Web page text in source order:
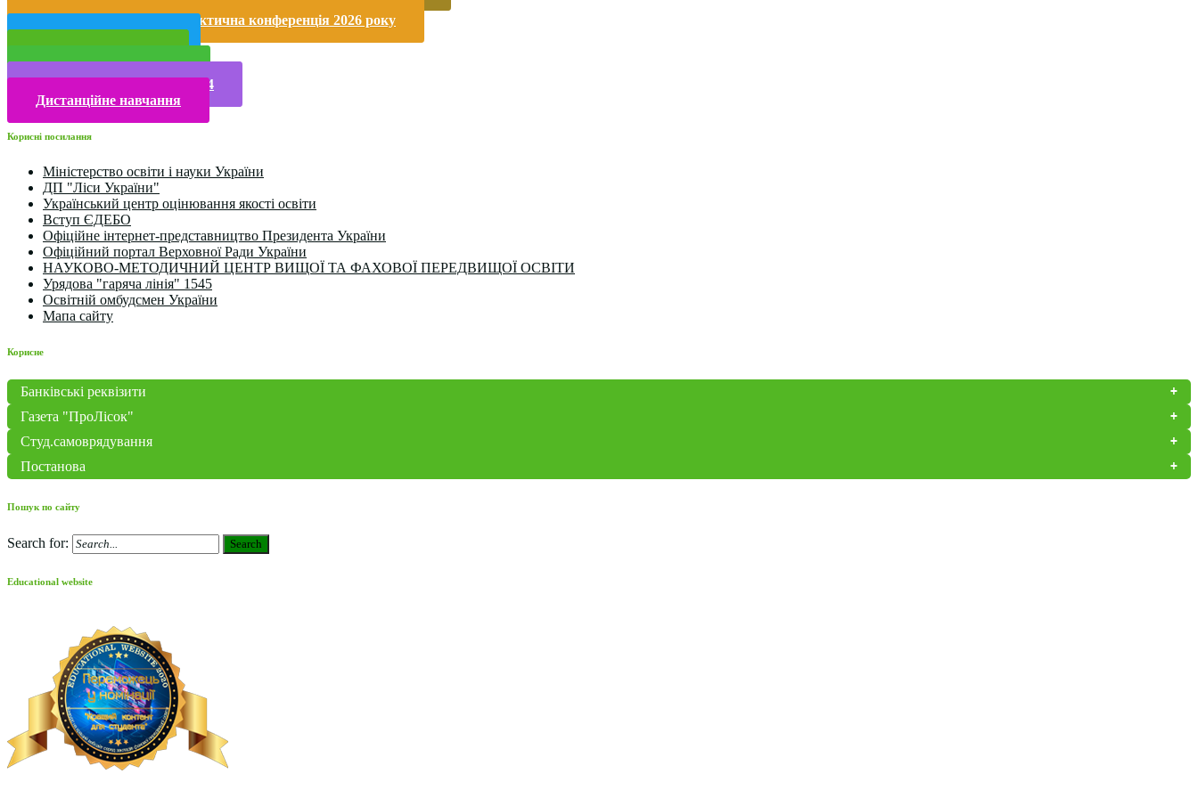
Міжнародна науково-практична конференція 2026 року
Конкурси та олімпіади 2024
Дистанційне навчання
Корисні посилання
Міністерство освіти і науки України
ДП "Ліси України"
Український центр оцінювання якості освіти
Вступ ЄДЕБО
Офіційне інтернет-представництво Президента України
Офіційний портал Верховної Ради України
НАУКОВО-МЕТОДИЧНИЙ ЦЕНТР ВИЩОЇ ТА ФАХОВОЇ ПЕРЕДВИЩОЇ ОСВІТИ
Урядова "гаряча лінія" 1545
Освітній омбудсмен України
Мапа сайту
Корисне
Банківські реквізити
Газета "ПроЛісок"
Студ.самоврядування
Постанова
Пошук по сайту
Search for: Search
Educational website